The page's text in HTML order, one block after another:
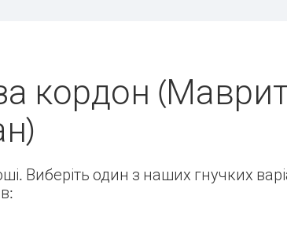
кордон
Виберіть один з наших гнучких